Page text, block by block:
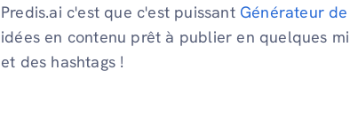
Predis.ai c'est que c'est puissantGénérateur de
idées en contenu prêt à publier en quelques
et des hashtags !